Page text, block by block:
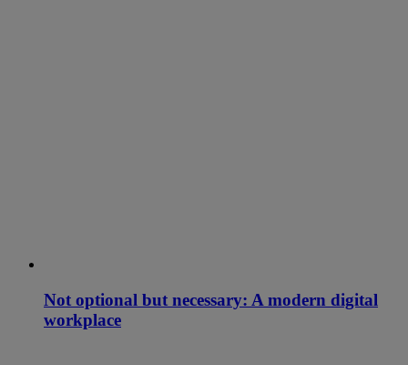
Not optional but necessary: A modern digital
workplace